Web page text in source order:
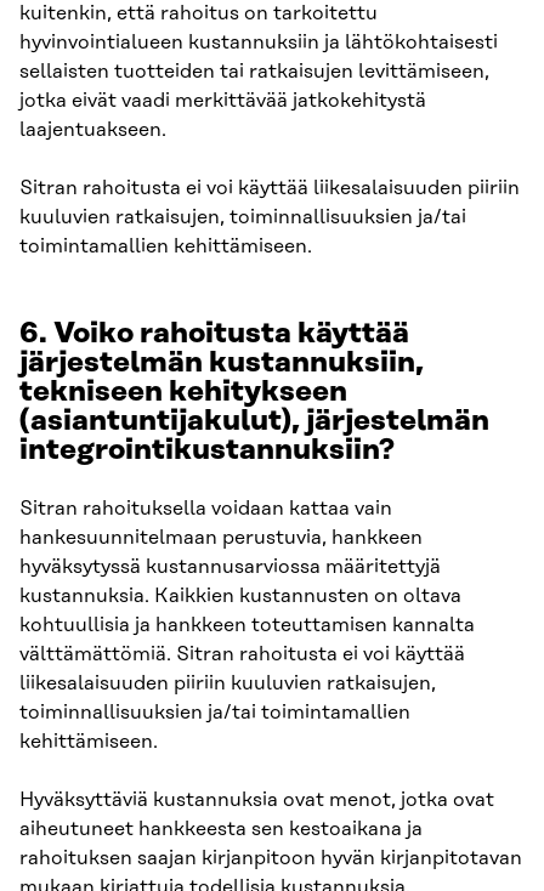
kuitenkin, että rahoitus on tarkoitettu
hyvinvointialueen kustannuksiin ja lähtökohtaisesti
sellaisten tuotteiden tai ratkaisujen levittämiseen,
jotka eivät vaadi merkittävää jatkokehitystä
laajentuakseen.
Sitran rahoitusta ei voi käyttää liikesalaisuuden piiriin
kuuluvien ratkaisujen, toiminnallisuuksien ja/tai
toimintamallien kehittämiseen.
6. Voiko rahoitusta käyttää
järjestelmän kustannuksiin,
tekniseen kehitykseen
(asiantuntijakulut), järjestelmän
integrointikustannuksiin?
Sitran rahoituksella voidaan kattaa vain
hankesuunnitelmaan perustuvia, hankkeen
hyväksytyssä kustannusarviossa määritettyjä
kustannuksia. Kaikkien kustannusten on oltava
kohtuullisia ja hankkeen toteuttamisen kannalta
välttämättömiä. Sitran rahoitusta ei voi käyttää
liikesalaisuuden piiriin kuuluvien ratkaisujen,
toiminnallisuuksien ja/tai toimintamallien
kehittämiseen.
Hyväksyttäviä kustannuksia ovat menot, jotka ovat
aiheutuneet hankkeesta sen kestoaikana ja
rahoituksen saajan kirjanpitoon hyvän kirjanpitotavan